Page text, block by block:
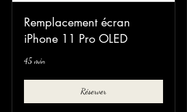
Remplacement écran
iPhone 11 Pro OLED
45 min
Réserver